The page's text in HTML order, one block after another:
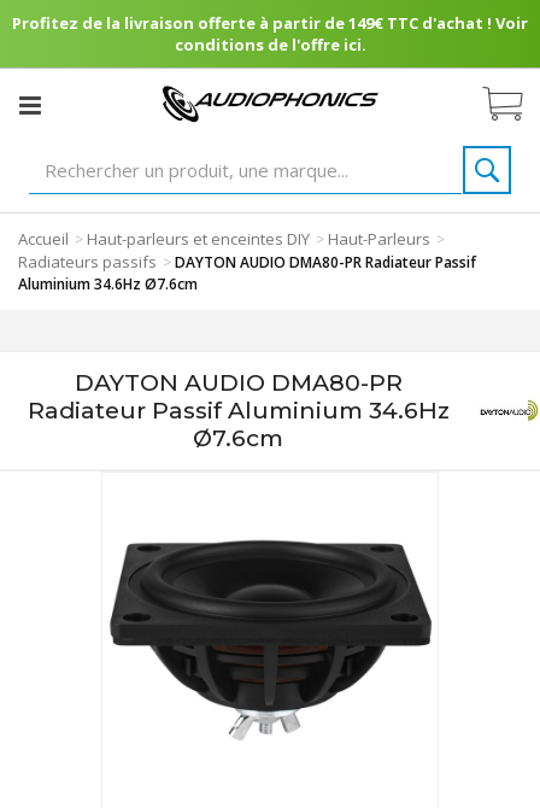
Profitez de la livraison offerte à partir de 149€ TTC d'achat ! Voir
conditions de l'offre ici.
Accueil > Haut-parleurs et enceintes DIY > Haut-Parleurs >
Radiateurs passifs >DAYTON AUDIO DMA80-PR Radiateur Passif
Aluminium 34.6Hz Ø7.6cm
DAYTON AUDIO DMA80-PR
Radiateur Passif Aluminium 34.6Hz
Ø7.6cm